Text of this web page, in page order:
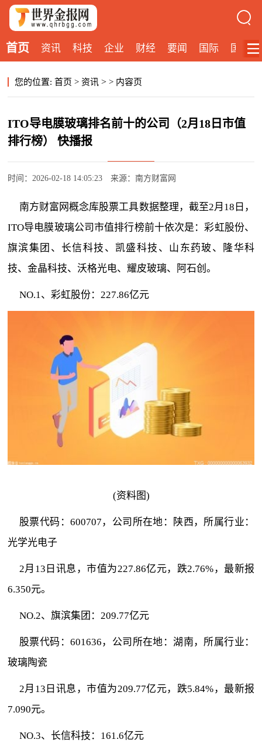
首页 资讯 科技 企业 财经 要闻 国际 国内
您的位置: 首页 > 资讯 > > 内容页
ITO导电膜玻璃排名前十的公司（2月18日市值
排行榜） 快播报
时间：2026-02-18 14:05:23 来源：南方财富网
南方财富网概念库股票工具数据整理，截至2月18日，
ITO导电膜玻璃公司市值排行榜前十依次是：彩虹股份、
旗滨集团、长信科技、凯盛科技、山东药玻、隆华科
技、金晶科技、沃格光电、耀皮玻璃、阿石创。
NO.1、彩虹股份：227.86亿元
(资料图)
股票代码：600707，公司所在地：陕西，所属行业：
光学光电子
2月13日讯息，市值为227.86亿元，跌2.76%，最新报
6.350元。
NO.2、旗滨集团：209.77亿元
股票代码：601636，公司所在地：湖南，所属行业：
玻璃陶瓷
2月13日讯息，市值为209.77亿元，跌5.84%，最新报
7.090元。
NO.3、长信科技：161.6亿元